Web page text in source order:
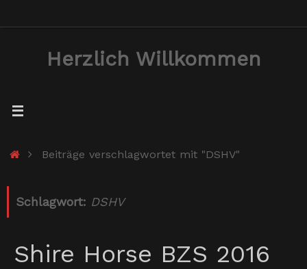
Herzlich Willkommen
StartBeiträge verschlagwortet mit "DSHV"
Schlagwort: DSHV
Shire Horse BZS 2016